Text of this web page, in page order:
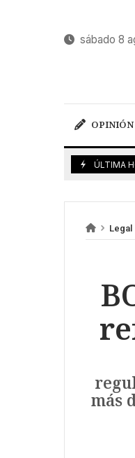
sábado 8
OPINIÓN
ÚLTIMA
7 De
Legal
más